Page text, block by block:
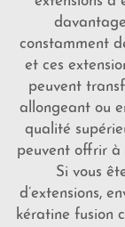
constamment
et ces
peuvent
allongeant ou
qualité
peuvent offrir à
Si vous
d’extensions,
kératine fusion